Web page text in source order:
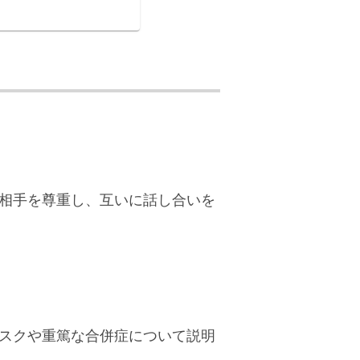
手を尊重し、互いに話し合いを
クや重篤な合併症について説明